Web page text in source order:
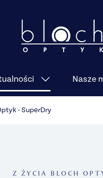
Nasze
- SuperDry
Z ŻYCIA BLOCH